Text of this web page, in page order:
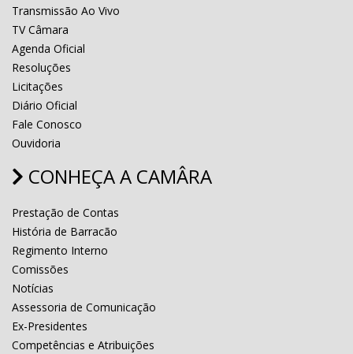
Transmissão Ao Vivo
TV Câmara
Agenda Oficial
Resoluções
Licitações
Diário Oficial
Fale Conosco
Ouvidoria
CONHEÇA A CAMÂRA
Prestação de Contas
História de Barracão
Regimento Interno
Comissões
Notícias
Assessoria de Comunicação
Ex-Presidentes
Competências e Atribuições